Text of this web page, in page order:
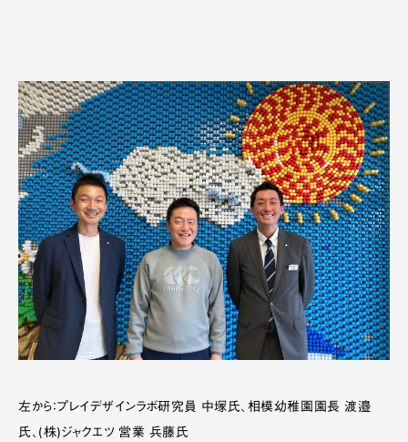
左から：プレイデザインラボ研究員 中塚氏、相模幼稚園園長 渡邉
氏、(株)ジャクエツ 営業 兵藤氏